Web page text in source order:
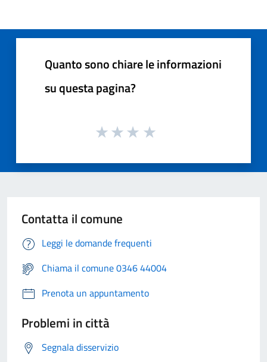
Quanto sono chiare le informazioni
su questa pagina?
Contatta il comune
Leggi le domande frequenti
Chiama il comune 0346 44004
Prenota un appuntamento
Problemi in città
Segnala disservizio